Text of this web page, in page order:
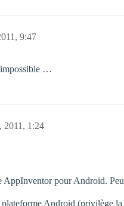
9:47
impossible …
2011, 1:24
AppInventor pour Android.
Android (privilège